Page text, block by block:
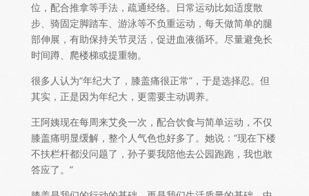
位，配合推拿等手法，疏通经络。日常运动比如适度散
步、骑固定脚踏车、游泳等不负重运动，每天做简单的腿
部伸展，有助保持关节灵活，促进血液循环。尽量避免长
时间蹲、爬楼梯或提重物。
很多人认为“年纪大了，膝盖痛很正常”，于是选择忍。但
其实，正是因为年纪大，更需要主动调养。
王阿姨现在每周来艾灸一次，配合饮食与简单运动，不仅
膝盖痛明显缓解，整个人气色也好多了。她说：“现在下楼
不扶栏杆都没问题了，孙子要我陪他去公园跑跑，我也敢
答应了。”